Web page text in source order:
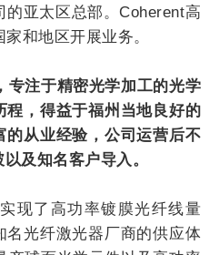
的亚太区总部。Coherent高
和地区开展业务。
专注于精密光学加工的光学
程，得益于福州当地良好的
的从业经验，公司运营后不
及知名客户导入。
现了高功率镀膜光纤线量
名光纤激光器厂商的供应体